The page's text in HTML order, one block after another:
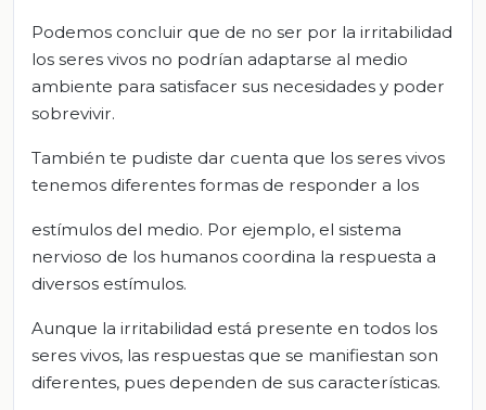
Podemos concluir que de no ser por la irritabilidad
los seres vivos no podrían adaptarse al medio
ambiente para satisfacer sus necesidades y poder
sobrevivir.
También te pudiste dar cuenta que los seres vivos
tenemos diferentes formas de responder a los
estímulos del medio. Por ejemplo, el sistema
nervioso de los humanos coordina la respuesta a
diversos estímulos.
Aunque la irritabilidad está presente en todos los
seres vivos, las respuestas que se manifiestan son
diferentes, pues dependen de sus características.